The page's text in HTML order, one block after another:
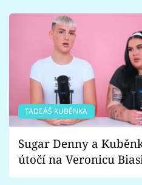
TADEÁŠ KUBĚNKA
Sugar Denny a
útočí na Veronicu
Proč je podle nich